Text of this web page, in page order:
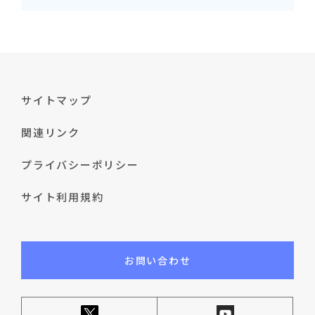
サイトマップ
関連リンク
プライバシーポリシー
サイト利用規約
お問い合わせ